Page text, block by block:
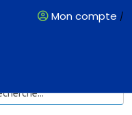
Mon compte /